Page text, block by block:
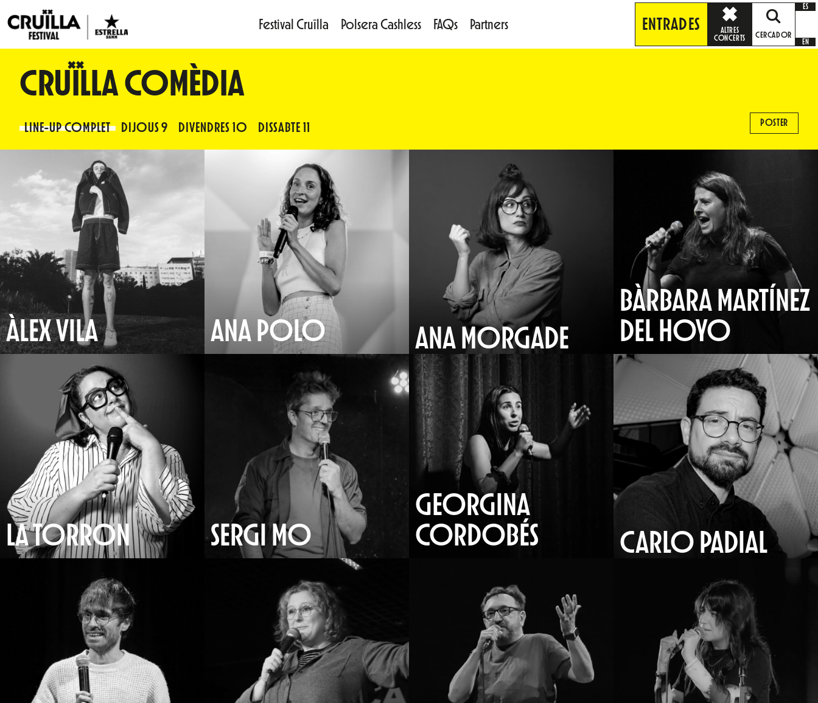
Festival Cruïlla Polsera Cashless FAQs Partners ENTRADES
ALTRES
CONCERTS
CERCADOR
ES
EN
contingutCRUÏLLA COMÈDIA
LINE-UP COMPLET DIJOUS 9 DIVENDRES 10 DISSABTE 11 POSTER
ÀLEX VILA ANA POLO ANA MORGADE
BÀRBARA MARTÍNEZ
DEL HOYO
LA TORRON SERGI MO
GEORGINA
CORDOBÉS
CARLO PADIAL